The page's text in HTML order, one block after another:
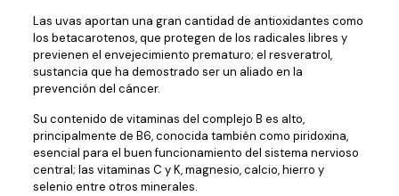
Las uvas aportan una gran cantidad de antioxidantes como
los betacarotenos, que protegen de los radicales libres y
previenen el envejecimiento prematuro; el resveratrol,
sustancia que ha demostrado ser un aliado en la
prevención del cáncer.
Su contenido de vitaminas del complejo B es alto,
principalmente de B6, conocida también como piridoxina,
esencial para el buen funcionamiento del sistema nervioso
central; las vitaminas C y K, magnesio, calcio, hierro y
selenio entre otros minerales.